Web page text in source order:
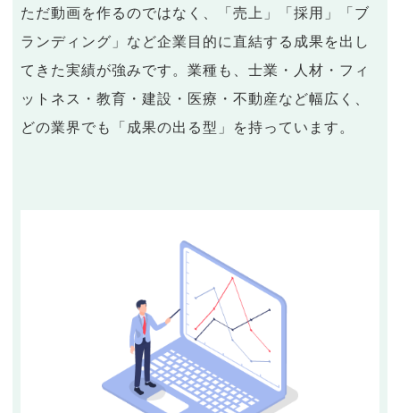
ただ動画を作るのではなく、「売上」「採用」「ブ
ランディング」など企業目的に直結する成果を出し
てきた実績が強みです。業種も、士業・人材・フィ
ットネス・教育・建設・医療・不動産など幅広く、
どの業界でも「成果の出る型」を持っています。